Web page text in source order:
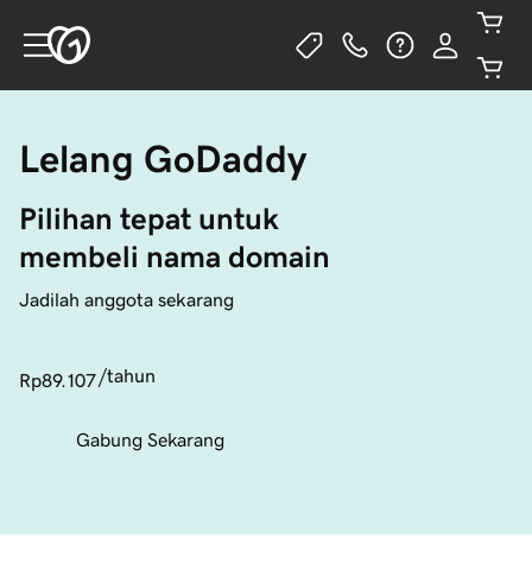
Lelang GoDaddy
Pilihan tepat untuk
membeli nama domain
Jadilah anggota sekarang
Rp89.107 /tahun
Gabung Sekarang